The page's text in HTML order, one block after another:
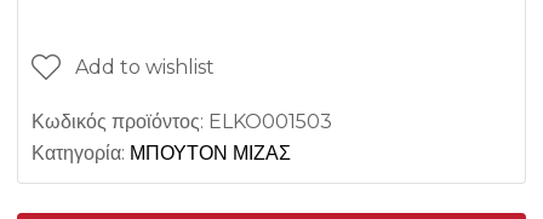
Add to wishlist
Κωδικός προϊόντος: ELKO001503
Κατηγορία: ΜΠΟΥΤΟΝ ΜΙΖΑΣ